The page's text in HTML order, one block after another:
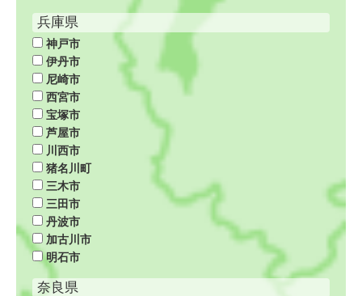
兵庫県
神戸市
伊丹市
尼崎市
西宮市
宝塚市
芦屋市
川西市
猪名川町
三木市
三田市
丹波市
加古川市
明石市
奈良県